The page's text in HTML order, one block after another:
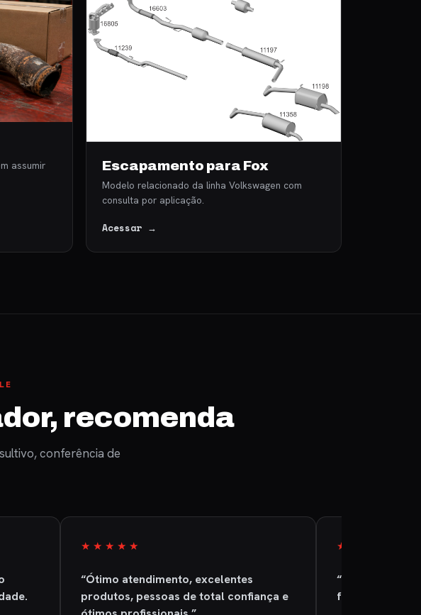
assumir
Escapamento para Fox
Modelo relacionado da linha Volkswagen com
consulta por aplicação.
Acessar →
recomenda
conferência de
★★★★★
“Ótimo atendimento, excelentes
produtos, pessoas de total confiança e
★★★★★
“A empresa é
foi entregue